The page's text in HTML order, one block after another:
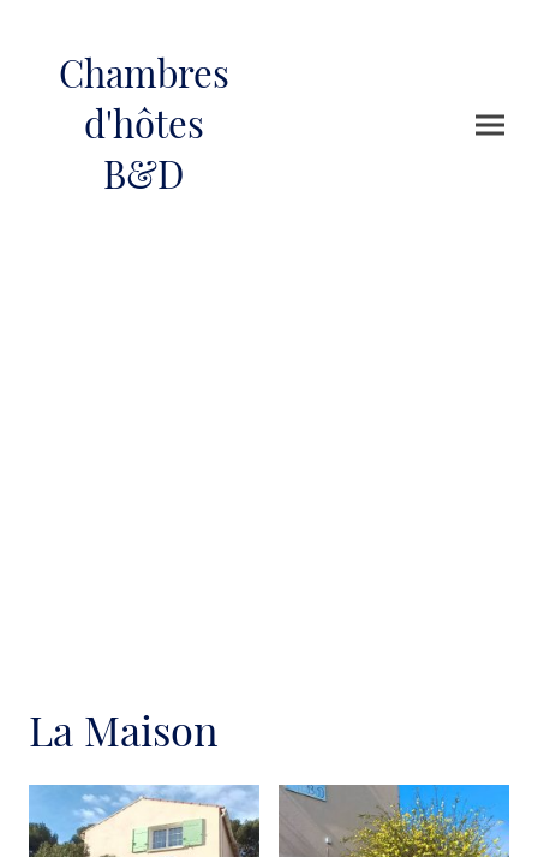
Chambres
d'hôtes
B&D
La Maison